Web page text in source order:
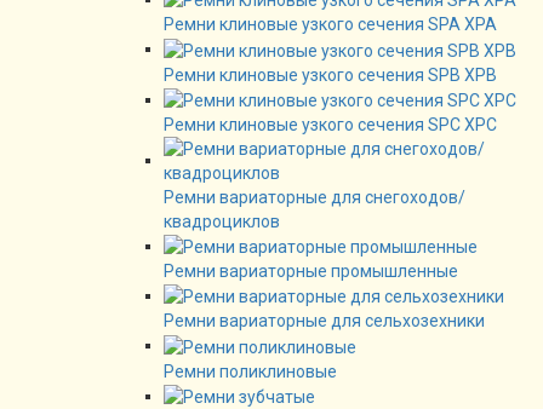
Ремни клиновые узкого сечения SPA XPA
Ремни клиновые узкого сечения SPB XPB
Ремни клиновые узкого сечения SPC XPC
Ремни вариаторные для снегоходов/
квадроциклов
Ремни вариаторные промышленные
Ремни вариаторные для сельхозехники
Ремни поликлиновые